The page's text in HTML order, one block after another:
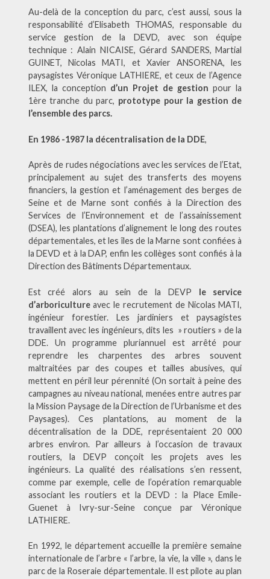
Au-delà de la conception du parc, c’est aussi, sous la
responsabilité d’Elisabeth THOMAS, responsable du
service gestion de la DEVD, avec son équipe
technique : Alain NICAISE, Gérard SANDERS, Martial
GUINET, Nicolas MATI, et Xavier ANSORENA, les
paysagistes Véronique LATHIERE, et ceux de l’Agence
ILEX, la conception d’un Projet de gestion pour la
1ère tranche du parc, prototype pour la gestion de
l’ensemble des parcs.
En 1986 -1987 la décentralisation de la DDE,
Après de rudes négociations avec les services de l’Etat,
principalement au sujet des transferts des moyens
financiers, la gestion et l’aménagement des berges de
Seine et de Marne sont confiés à la Direction des
Services de l’Environnement et de l’assainissement
(DSEA), les plantations d’alignement le long des routes
départementales, et les îles de la Marne sont confiées à
la DEVD et à la DAP, enfin les collèges sont confiés à la
Direction des Bâtiments Départementaux.
Est créé alors au sein de la DEVP le service
d’arboricultureavec le recrutement de Nicolas MATI,
ingénieur forestier. Les jardiniers et paysagistes
travaillent avec les ingénieurs, dits les » routiers » de la
DDE. Un programme pluriannuel est arrêté pour
reprendre les charpentes des arbres souvent
maltraitées par des coupes et tailles abusives, qui
mettent en péril leur pérennité (On sortait à peine des
campagnes au niveau national, menées entre autres par
la Mission Paysage de la Direction de l’Urbanisme et des
Paysages). Ces plantations, au moment de la
décentralisation de la DDE, représentaient 20 000
arbres environ. Par ailleurs à l’occasion de travaux
routiers, la DEVP conçoit les projets aves les
ingénieurs. La qualité des réalisations s’en ressent,
comme par exemple, celle de l’opération remarquable
associant les routiers et la DEVD : la Place Emile-
Guenet à Ivry-sur-Seine conçue par Véronique
LATHIERE.
En 1992, le département accueille la première semaine
internationale de l’arbre « l’arbre, la vie, la ville », dans le
parc de la Roseraie départementale. Il est pilote au plan